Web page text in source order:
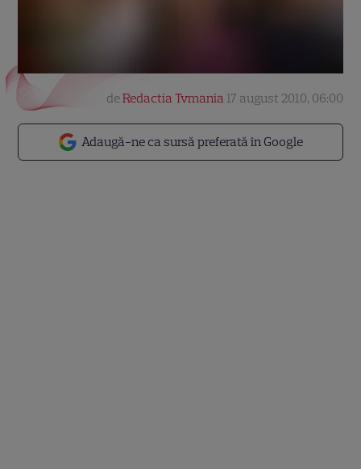
Adaugă-ne ca sursă preferată în Google
deRedactia Tvmania 17 august 2010, 06:00